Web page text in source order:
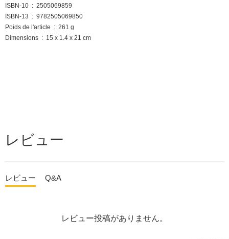
ISBN-10 ‏ : ‎ 2505069859
ISBN-13 ‏ : ‎ 9782505069850
Poids de l'article ‏ : ‎ 261 g
Dimensions ‏ : ‎ 15 x 1.4 x 21 cm
レビュー
レビュー Q&A
レビュー投稿がありません。